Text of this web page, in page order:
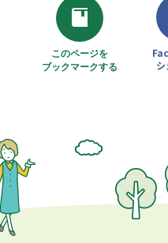
このページを
ブックマークする